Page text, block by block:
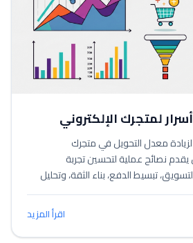
لزيادة معدل التحويل في متجرك
نصائح عملية لتحسين تجربة
تبسيط الدفع، بناء الثقة، وتحليل
وشوبيفاي.
اقرأ المزيد